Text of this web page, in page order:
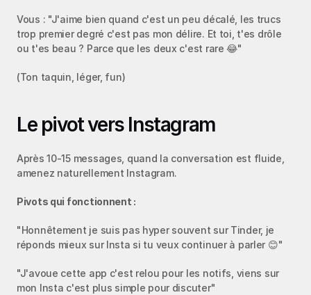
Vous : "J'aime bien quand c'est un peu décalé, les trucs
trop premier degré c'est pas mon délire. Et toi, t'es drôle
ou t'es beau ? Parce que les deux c'est rare 😂"
(Ton taquin, léger, fun)
Le pivot vers Instagram
Après 10-15 messages, quand la conversation est fluide,
amenez naturellement Instagram.
Pivots qui fonctionnent :
"Honnêtement je suis pas hyper souvent sur Tinder, je
réponds mieux sur Insta si tu veux continuer à parler 😊"
"J'avoue cette app c'est relou pour les notifs, viens sur
mon Insta c'est plus simple pour discuter"